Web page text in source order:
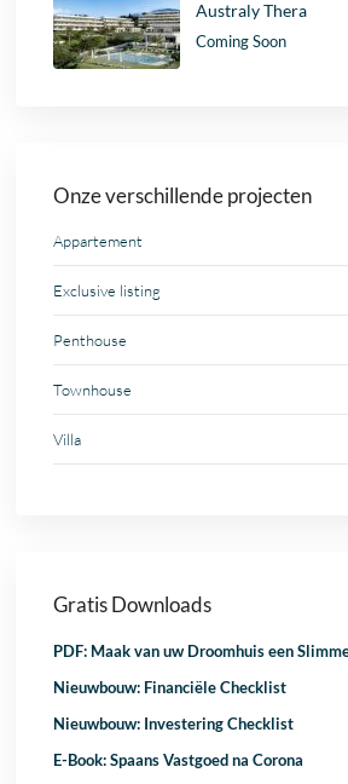
Australy Thera
Coming Soon
Onze verschillende projecten
Appartement
Exclusive listing
Penthouse
Townhouse
Villa
Gratis Downloads
PDF: Maak van uw Droomhuis een
Nieuwbouw: Financiële Checklist
Nieuwbouw: Investering Checklist
E-Book: Spaans Vastgoed na Corona